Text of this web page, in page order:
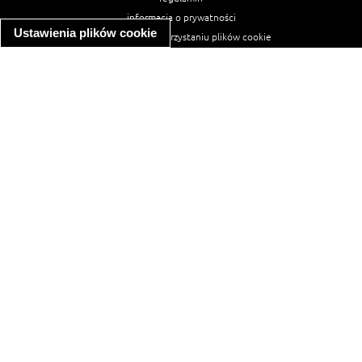
Ustawienia plików cookie
informacja o prywatności
informacja o wykorzystaniu plików cookie